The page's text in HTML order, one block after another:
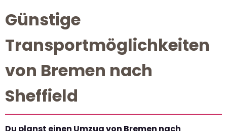
Günstige
Transportmöglichkeiten
von Bremen nach
Sheffield